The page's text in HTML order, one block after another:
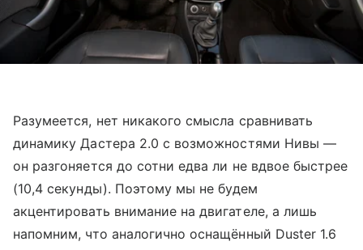
Разумеется, нет никакого смысла сравнивать
динамику Дастера 2.0 с возможностями Нивы —
он разгоняется до сотни едва ли не вдвое быстрее
(10,4 секунды). Поэтому мы не будем
акцентировать внимание на двигателе, а лишь
напомним, что аналогично оснащённый Duster 1.6